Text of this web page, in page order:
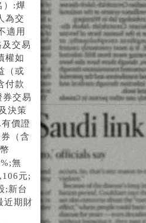
）:燁
為交
適用
交易
權如
（或
付款
交易
決策
價證
（含
無
元;
;新台
近期財